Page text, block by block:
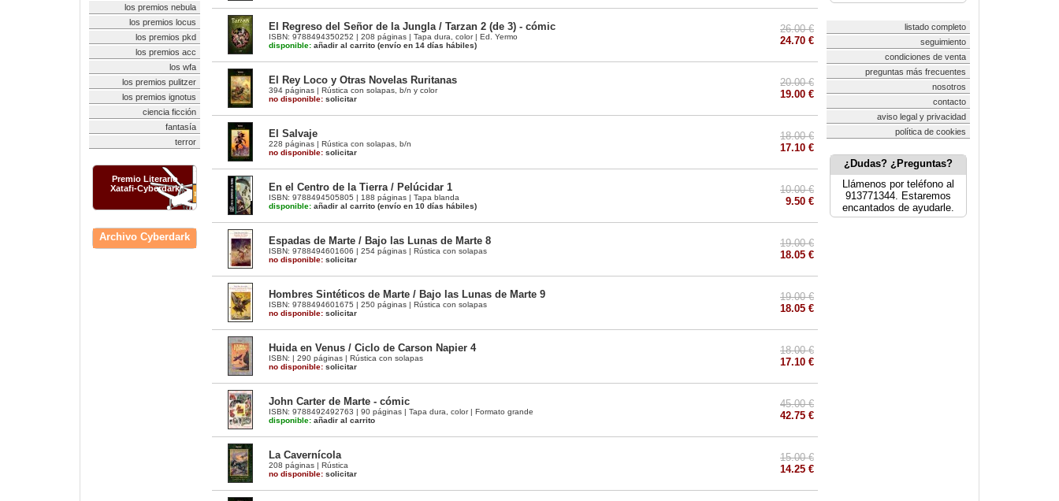
los premios nebula
los premios locus
los premios pkd
los premios acc
los wfa
los premios pulitzer
los premios ignotus
ciencia ficción
fantasía
terror
Premio Literario
Xatafi-Cyberdark
Archivo Cyberdark
El Regreso del Señor de la Jungla / Tarzan 2 (de 3) - cómic
ISBN: 9788494350252 | 208 páginas | Tapa dura, color | Ed. Yermo
disponible: añadir al carrito (envío en 14 días hábiles)
26.00 €
24.70 €
El Rey Loco y Otras Novelas Ruritanas
394 páginas | Rústica con solapas, b/n y color
no disponible: solicitar
20.00 €
19.00 €
El Salvaje
228 páginas | Rústica con solapas, b/n
no disponible: solicitar
18.00 €
17.10 €
En el Centro de la Tierra / Pelúcidar 1
ISBN: 9788494505805 | 188 páginas | Tapa blanda
disponible: añadir al carrito (envío en 10 días hábiles)
10.00 €
9.50 €
Espadas de Marte / Bajo las Lunas de Marte 8
ISBN: 9788494601606 | 254 páginas | Rústica con solapas
no disponible: solicitar
19.00 €
18.05 €
Hombres Sintéticos de Marte / Bajo las Lunas de Marte 9
ISBN: 9788494601675 | 250 páginas | Rústica con solapas
no disponible: solicitar
19.00 €
18.05 €
Huida en Venus / Ciclo de Carson Napier 4
ISBN: | 290 páginas | Rústica con solapas
no disponible: solicitar
18.00 €
17.10 €
John Carter de Marte - cómic
ISBN: 9788492492763 | 90 páginas | Tapa dura, color | Formato grande
disponible: añadir al carrito
45.00 €
42.75 €
La Cavernícola
208 páginas | Rústica
no disponible: solicitar
15.00 €
14.25 €
listado completo
seguimiento
condiciones de venta
preguntas más frecuentes
nosotros
contacto
aviso legal y privacidad
política de cookies
¿Dudas? ¿Preguntas?
Llámenos por teléfono al
913771344. Estaremos
encantados de ayudarle.